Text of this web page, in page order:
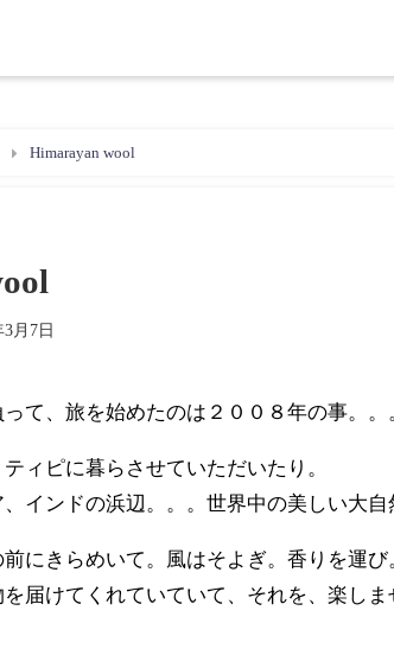
Himarayan wool
3月7日
て、旅を始めたのは２００８年の事。。
ィピに暮らさせていただいたり。
インドの浜辺。。。世界中の美しい大自
にきらめいて。風はそよぎ。香りを運び
届けてくれていていて、それを、楽し